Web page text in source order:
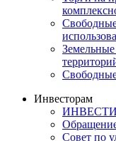
Земельные
Инвесторам
Совет по